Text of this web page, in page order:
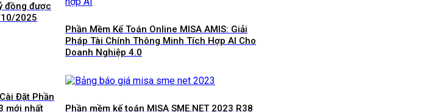
đồng được
2025
Phần Mềm Kế Toán Online MISA AMIS: Giải
Pháp Tài Chính Thông Minh Tích Hợp AI Cho
Doanh Nghiệp 4.0
Đặt Phần
mới nhất
Phần mềm kế toán MISA SME.NET 2023 R38